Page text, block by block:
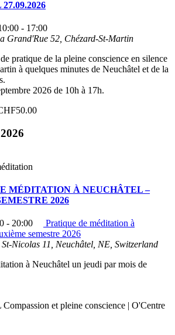
- 17:00
Grand'Rue 52, Chézard-St-Martin
pratique de la pleine conscience en silence
à quelques minutes de Neuchâtel et de la
2026 de 10h à 17h.
MÉDITATION À NEUCHÂTEL –
2026
- 20:00
Pratique de méditation à
semestre 2026
St-Nicolas 11, Neuchâtel, NE, Switzerland
à Neuchâtel un jeudi par mois de